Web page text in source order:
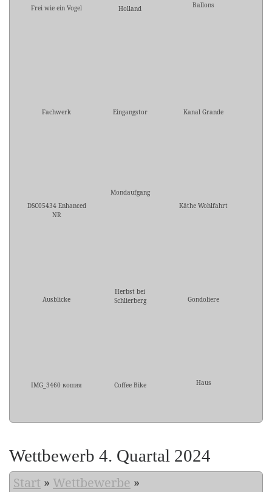
Frei wie ein Vogel Holland Ballons
Fachwerk Eingangstor Kanal Grande
DSC05434 Enhanced
NR
Mondaufgang
Käthe Wohlfahrt
Ausblicke
Herbst bei
Schlierberg
Gondoliere
IMG_3460 копия Coffee Bike Haus
Wettbewerb 4. Quartal 2024
Start » Wettbewerbe »